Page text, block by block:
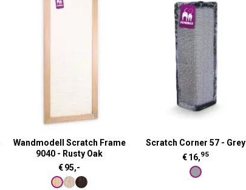
Wandmodell Scratch Frame
9040 - Rusty Oak
€95,-
Scratch Corner 57 - Grey
€16,95